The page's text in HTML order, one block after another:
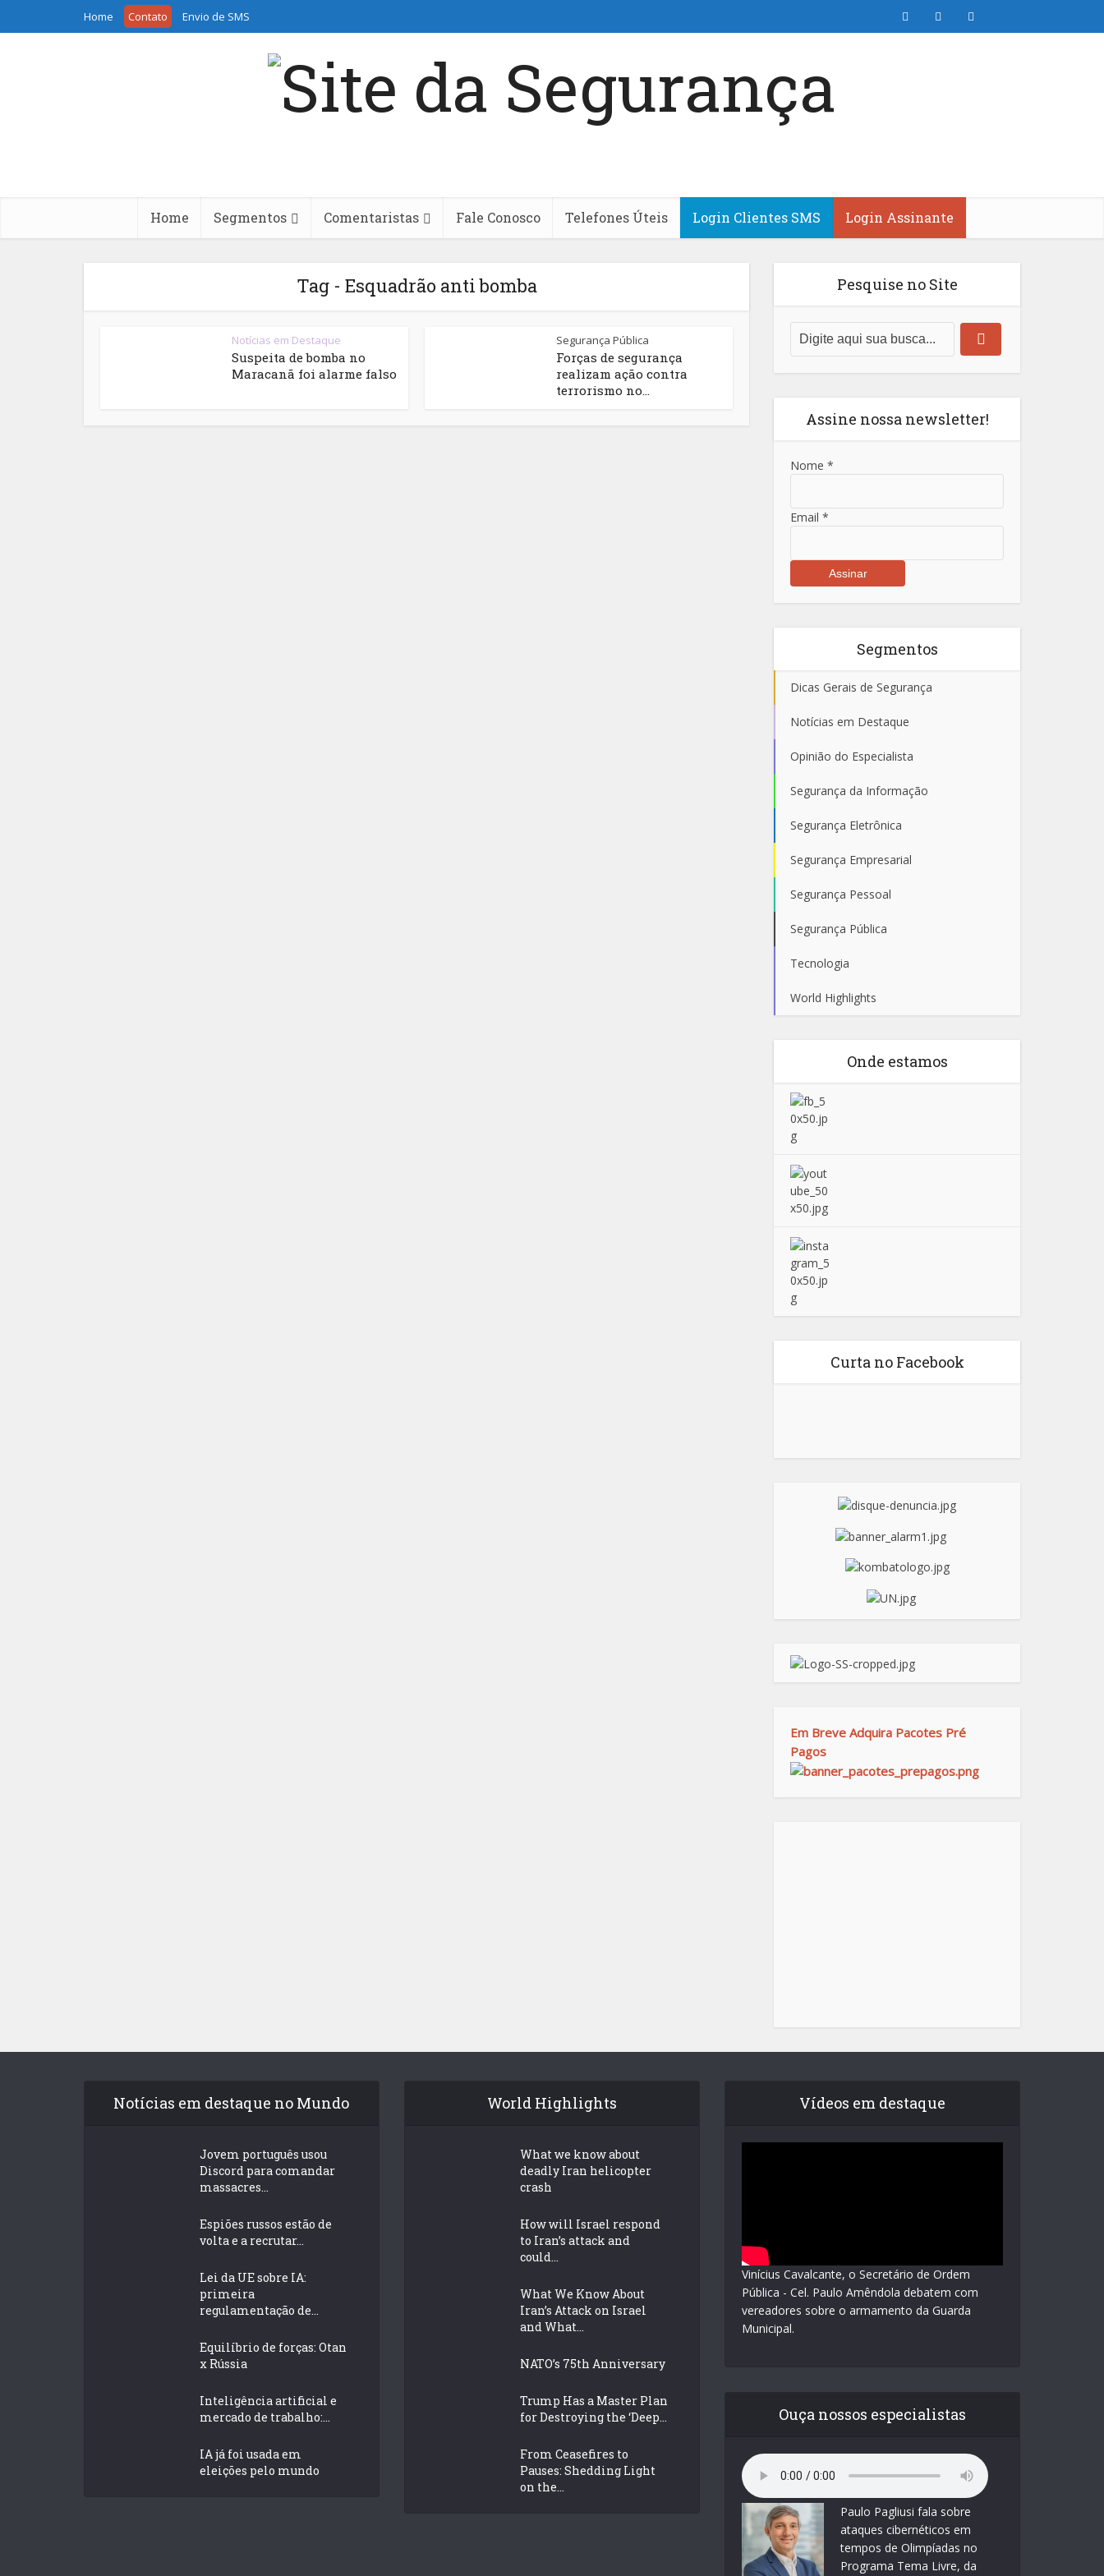
Home Contato Envio de SMS
Home Segmentos Comentaristas Fale Conosco Telefones Úteis Login Clientes SMS Login Assinante
Tag - Esquadrão anti bomba
Notícias em Destaque
Suspeita de bomba no
Maracanã foi alarme falso
Segurança Pública
Forças de segurança
realizam ação contra
terrorismo no...
Pesquise no Site
Assine nossa newsletter!
Nome *
Email *
Segmentos
Dicas Gerais de Segurança
Notícias em Destaque
Opinião do Especialista
Segurança da Informação
Segurança Eletrônica
Segurança Empresarial
Segurança Pessoal
Segurança Pública
Tecnologia
World Highlights
Onde estamos
Curta no Facebook
Em Breve Adquira Pacotes Pré
Pagos
Notícias em destaque no Mundo
Jovem português usou
Discord para comandar
massacres...
Espiões russos estão de
volta e a recrutar...
Lei da UE sobre IA:
primeira
regulamentação de...
Equilíbrio de forças: Otan
x Rússia
Inteligência artificial e
mercado de trabalho:...
IA já foi usada em
eleições pelo mundo
World Highlights
What we know about
deadly Iran helicopter
crash
How will Israel respond
to Iran’s attack and
could...
What We Know About
Iran’s Attack on Israel
and What...
NATO’s 75th Anniversary
Trump Has a Master Plan
for Destroying the ‘Deep...
From Ceasefires to
Pauses: Shedding Light
on the...
Vídeos em destaque
Vinícius Cavalcante, o Secretário de Ordem
Pública - Cel. Paulo Amêndola debatem com
vereadores sobre o armamento da Guarda
Municipal.
Ouça nossos especialistas
Paulo Pagliusi fala sobre
ataques cibernéticos em
tempos de Olimpíadas no
Programa Tema Livre, da